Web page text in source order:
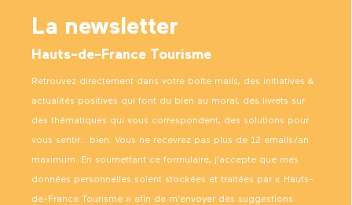
La newsletter
Hauts-de-France Tourisme
Retrouvez directement dans votre boîte mails, des initiatives &
actualités positives qui font du bien au moral, des livrets sur
des thématiques qui vous correspondent, des solutions pour
vous sentir… bien. Vous ne recevrez pas plus de 12 emails/an
maximum. En soumettant ce formulaire, j’accepte que mes
données personnelles soient stockées et traitées par « Hauts-
de-France Tourisme » afin de m’envoyer des suggestions